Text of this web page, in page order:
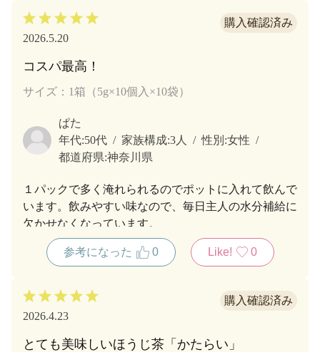
2026.5.20
コスパ最高！
サイズ：1箱（5g×10個入×10袋）
ぱた
年代:50代 家族構成:3人 性別:女性
都道府県:神奈川県
１パックで多く淹れられるのでポットに入れて飲んで
います。飲みやすい味なので、毎日主人の水分補給に
欠かせなくなっています。
参考になった 0 Like! 0
2026.4.23
とても美味しいほうじ茶「かたらい」